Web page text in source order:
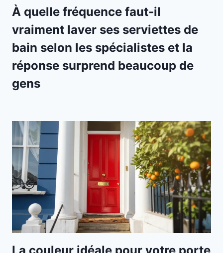
À quelle fréquence faut-il
vraiment laver ses serviettes de
bain selon les spécialistes et la
réponse surprend beaucoup de
gens